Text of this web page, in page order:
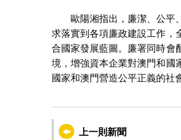
歐陽湘指出，廉潔、公平
求落實到各項廉政建設工作，
合國家發展藍圖。廉署同時會
境，增強資本企業對澳門和國
國家和澳門營造公平正義的社
上一則新聞